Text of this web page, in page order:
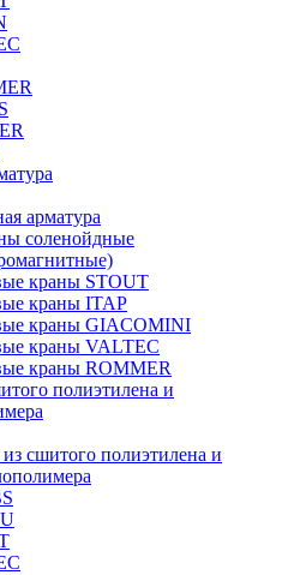
арматура
соленойдные
краны STOUT
краны ITAP
краны GIACOMINI
краны VALTEC
краны ROMMER
полиэтилена и
сшитого полиэтилена и